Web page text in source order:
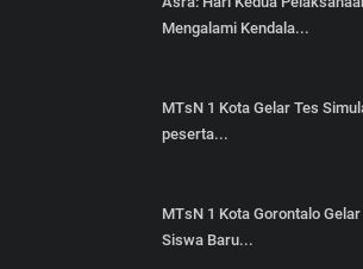
Mengalami Kendala...
MTsN 1 Kota Gelar Tes
peserta...
MTsN 1 Kota Gorontalo
Siswa Baru...